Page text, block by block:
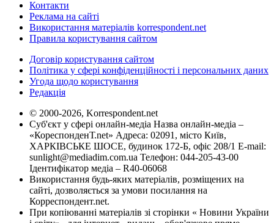
Контакти
Реклама на сайті
Використання матеріалів korrespondent.net
Правила користування сайтом
Договір користування сайтом
Політика у сфері конфіденційності і персональних даних
Угода щодо користування
Редакція
© 2000-2026, Korrespondent.net
Суб'єкт у сфері онлайн-медіа Назва онлайн-медіа –
«КореспонденТ.net» Адреса: 02091, місто Київ,
ХАРКІВСЬКЕ ШОСЕ, будинок 172-Б, офіс 208/1 E-mail:
sunlight@mediadim.com.ua Телефон: 044-205-43-00
Ідентифікатор медіа – R40-06068
Використання будь-яких матеріалів, розміщених на
сайті, дозволяється за умови посилання на
Корреспондент.net.
При копіюванні матеріалів зі сторінки « Новини України